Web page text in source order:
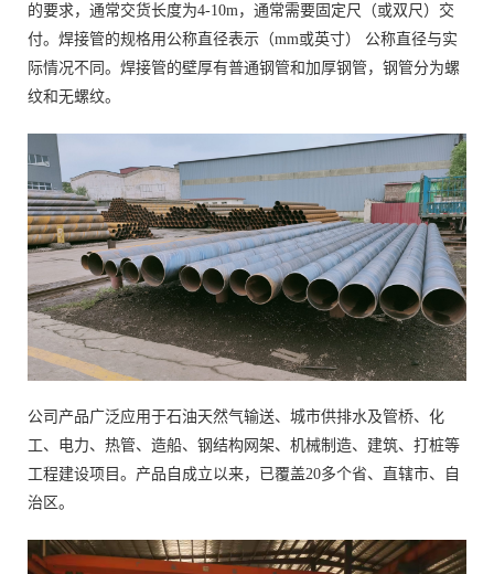
的要求，通常交货长度为4-10m，通常需要固定尺（或双尺）交
付。焊接管的规格用公称直径表示（mm或英寸） 公称直径与实
际情况不同。焊接管的壁厚有普通钢管和加厚钢管，钢管分为螺
纹和无螺纹。
公司产品广泛应用于石油天然气输送、城市供排水及管桥、化
工、电力、热管、造船、钢结构网架、机械制造、建筑、打桩等
工程建设项目。产品自成立以来，已覆盖20多个省、直辖市、自
治区。